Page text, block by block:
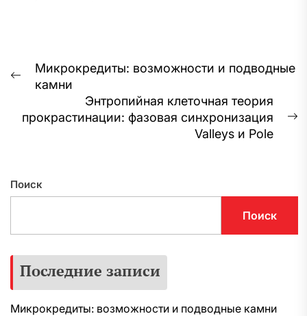
Навигация
записям
Предыдущая
Микрокредиты: возможности и подводные
камни
Энтропийная клеточная теория
прокрастинации: фазовая синхронизация
Valleys и Pole
Поиск
Поиск
Последние записи
Микрокредиты: возможности и подводные камни